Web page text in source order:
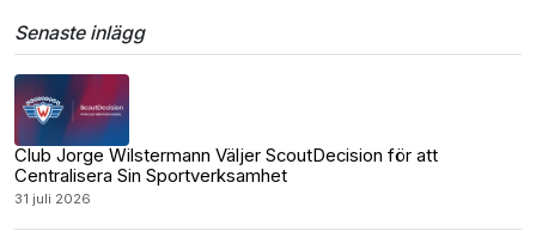
Senaste inlägg
Club Jorge Wilstermann Väljer ScoutDecision för att
Centralisera Sin Sportverksamhet
31 juli 2026